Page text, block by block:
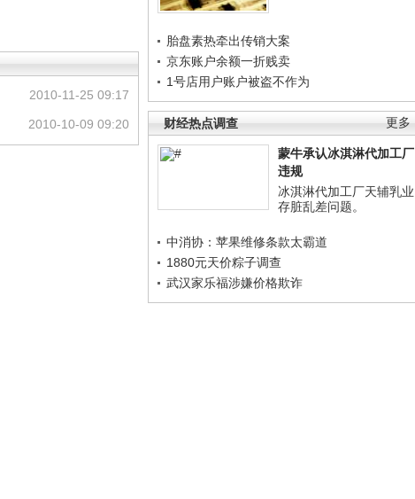
胎盘素热牵出传销大案
京东账户余额一折贱卖
1号店用户账户被盗不作为
更多
财经热点调查
蒙牛承认冰淇淋代加工厂
违规
冰淇淋代加工厂天辅乳业
存脏乱差问题。
中消协：苹果维修条款太霸道
1880元天价粽子调查
武汉家乐福涉嫌价格欺诈
2010-11-25 09:17
2010-10-09 09:20